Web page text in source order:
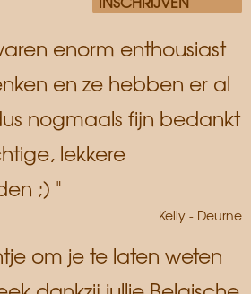
enorm enthousiast
en ze hebben er al
nogmaals fijn bedankt
lekkere
;) "
Kelly - Deurne
om je te laten weten